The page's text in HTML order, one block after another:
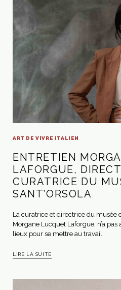
ART DE VIVRE ITALIEN
ENTRETIEN
LAFORGUE,
CURATRICE DU
SANT’ORSOLA
La curatrice et directrice du musée
Morgane Lucquet Laforgue, n’a
lieux pour se mettre au travail.
LIRE LA SUITE